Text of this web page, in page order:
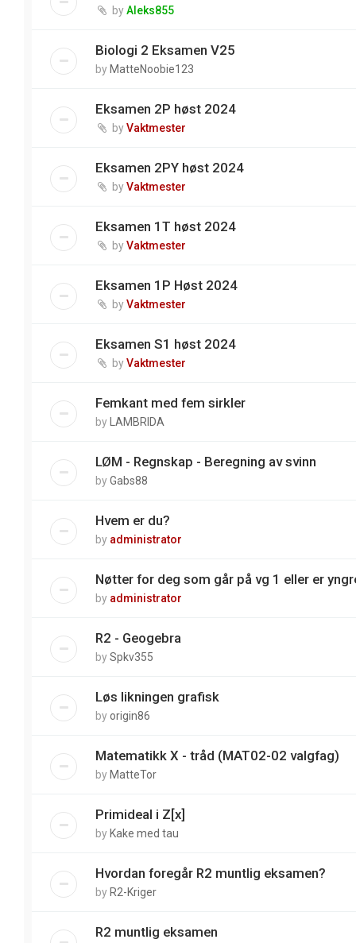
byAleks855
Biologi 2 Eksamen V25
by MatteNoobie123
Eksamen 2P høst 2024
byVaktmester
Eksamen 2PY høst 2024
byVaktmester
Eksamen 1T høst 2024
byVaktmester
Eksamen 1P Høst 2024
byVaktmester
Eksamen S1 høst 2024
byVaktmester
Femkant med fem sirkler
by LAMBRIDA
LØM - Regnskap - Beregning av svinn
byGabs88
Hvem er du?
by administrator
Nøtter for deg som går på vg 1 eller er
by administrator
R2 - Geogebra
bySpkv355
Løs likningen grafisk
byorigin86
Matematikk X - tråd (MAT02-02 valgfag)
by MatteTor
Primideal i Z[x]
by Kake med tau
Hvordan foregår R2 muntlig eksamen?
by R2-Kriger
R2 muntlig eksamen